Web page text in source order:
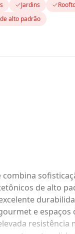
Jardins
alto padrão
de alto
e espaços
resistência